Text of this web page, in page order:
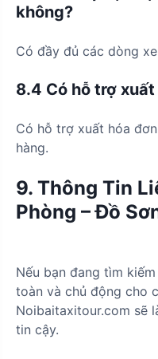
không?
Có đầy đủ các dòng
8.4 Có hỗ trợ
Có hỗ trợ xuất hóa
hàng.
9. Thông Tin
Phòng – Đồ
Nếu bạn đang tìm
toàn và chủ động cho
Noibaitaxitour.com sẽ
tin cậy.